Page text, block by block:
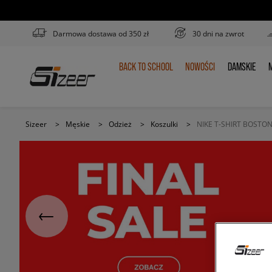
Darmowa dostawa od 350 zł 30 dni na zwrot
BACK
BACK TO SCHOOL NOWOŚCI
NOWOŚCI DAMSKIE
DAMSKIE
Sizeer > Męskie > Odzież > Koszulki > NIKE T-SHIRT